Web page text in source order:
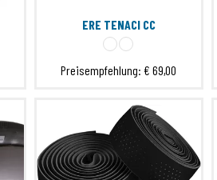
ERE TENACI CC
Preisempfehlung:€ 69,00